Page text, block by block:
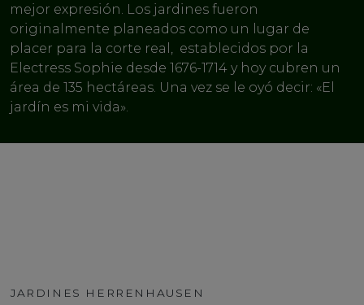
mejor expresión. Los jardines fueron
originalmente planeados como un lugar de
placer para la corte real, establecidos por la
Electress Sophie desde 1676-1714 y hoy cubren un
área de 135 hectáreas. Una vez se le oyó decir: «El
jardín es mi vida».
JARDINES HERRENHAUSEN